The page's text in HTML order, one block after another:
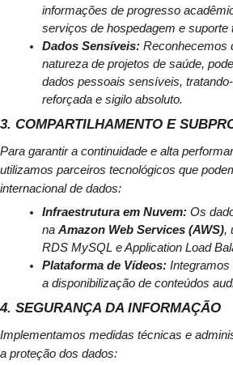
informações de progresso
serviços de hospedagem e suporte
Dados Sensíveis: Reconhecemos
natureza de projetos de saúde,
dados pessoais sensíveis,
reforçada e sigilo absoluto.
3. COMPARTILHAMENTO E
Para garantir a continuidade e alta
utilizamos parceiros tecnológicos que
internacional de dados:
Infraestrutura em Nuvem: Os
na Amazon Web Services (AWS),
RDS MySQL e Application Load
Plataforma de Vídeos:
a disponibilização de conteúdos
4. SEGURANÇA DA INFORMAÇÃO
Implementamos medidas técnicas e
a proteção dos dados: